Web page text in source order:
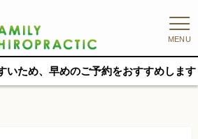
MENU
のご予約をおすすめします